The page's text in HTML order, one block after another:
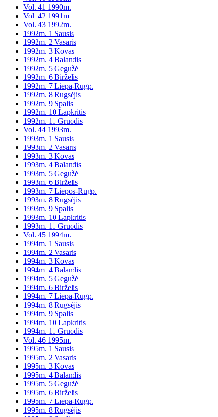
Vol. 41 1990m.
Vol. 42 1991m.
Vol. 43 1992m.
1992m. 1 Sausis
1992m. 2 Vasaris
1992m. 3 Kovas
1992m. 4 Balandis
1992m. 5 Gegužė
1992m. 6 Birželis
1992m. 7 Liepa-Rugp.
1992m. 8 Rugsėjis
1992m. 9 Spalis
1992m. 10 Lapkritis
1992m. 11 Gruodis
Vol. 44 1993m.
1993m. 1 Sausis
1993m. 2 Vasaris
1993m. 3 Kovas
1993m. 4 Balandis
1993m. 5 Gegužė
1993m. 6 Birželis
1993m. 7 Liepos-Rugp.
1993m. 8 Rugsėjis
1993m. 9 Spalis
1993m. 10 Lapkritis
1993m. 11 Gruodis
Vol. 45 1994m.
1994m. 1 Sausis
1994m. 2 Vasaris
1994m. 3 Kovas
1994m. 4 Balandis
1994m. 5 Gegužė
1994m. 6 Birželis
1994m. 7 Liepa-Rugp.
1994m. 8 Rugsėjis
1994m. 9 Spalis
1994m. 10 Lapkritis
1994m. 11 Gruodis
Vol. 46 1995m.
1995m. 1 Sausis
1995m. 2 Vasaris
1995m. 3 Kovas
1995m. 4 Balandis
1995m. 5 Gegužė
1995m. 6 Birželis
1995m. 7 Liepa-Rugp.
1995m. 8 Rugsėjis